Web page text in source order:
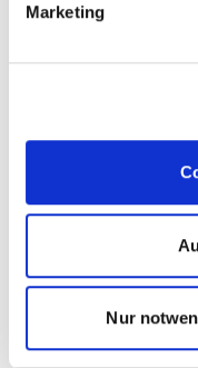
Marketing
Nur